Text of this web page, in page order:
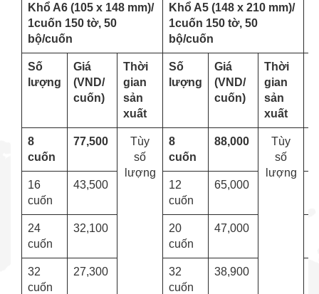
Khổ A6 (105 x 148 mm)/
1cuốn 150 tờ, 50
bộ/cuốn
Khổ A5 (148 x 210 mm)/
1cuốn 150 tờ, 50
bộ/cuốn
Số
lượng
Giá
(VND/
cuốn)
Thời
gian
sản
xuất
Số
lượng
Giá
(VND/
cuốn)
Thời
gian
sản
xuất
8
cuốn
77,500
Tùy
số
lượng
8
cuốn
88,000
Tùy
số
lượng
16
cuốn
43,500
12
cuốn
65,000
24
cuốn
32,100
20
cuốn
47,000
32
cuốn
27,300
32
cuốn
38,900